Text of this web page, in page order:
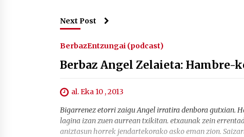
Next Post
BerbazEntzungai (podcast)
Berbaz Angel Zelaieta: Hambre-
al. Eka 10 , 2013
Bigarrenez etorri zaigu Angel irratira denbora gutxian.
lagina izan zuen aurrean txikitan. etxaunak zein
aniztasun horrek jendartekorako asko eman zion.